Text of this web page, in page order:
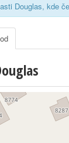
Douglas, kde